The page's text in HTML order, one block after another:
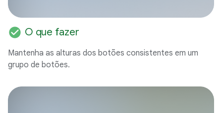
check_circle O que fazer
Mantenha as alturas dos botões consistentes em um
grupo de botões.